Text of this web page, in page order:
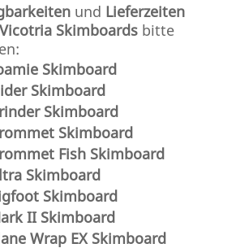
und Lieferzeiten
Vicotria Skimboardsbitte
Skimboard
Skimboard
Skimboard
Skimboard
Fish Skimboard
Skimboard
Skimboard
II Skimboard
Wrap EX Skimboard